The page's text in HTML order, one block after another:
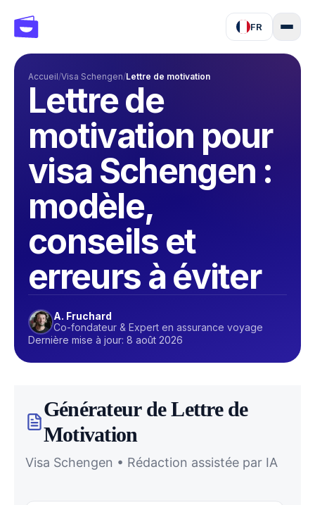
FR
Accueil/Visa Schengen/Lettre de motivation
Lettre de
motivation pour
visa Schengen :
modèle,
conseils et
erreurs à éviter
A. Fruchard
Co-fondateur & Expert en assurance voyage
Dernière mise à jour: 8 août 2026